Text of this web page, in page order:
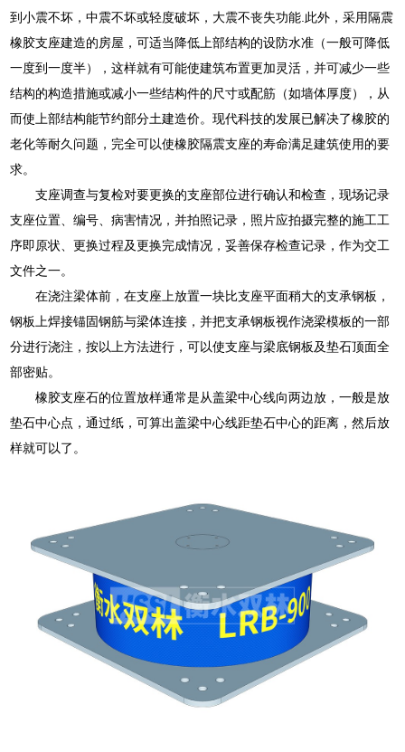
到小震不坏，中震不坏或轻度破坏，大震不丧失功能.此外，采用隔震
橡胶支座建造的房屋，可适当降低上部结构的设防水准（一般可降低
一度到一度半），这样就有可能使建筑布置更加灵活，并可减少一些
结构的构造措施或减小一些结构件的尺寸或配筋（如墙体厚度），从
而使上部结构能节约部分土建造价。现代科技的发展已解决了橡胶的
老化等耐久问题，完全可以使橡胶隔震支座的寿命满足建筑使用的要
求。
支座调查与复检对要更换的支座部位进行确认和检查，现场记录
支座位置、编号、病害情况，并拍照记录，照片应拍摄完整的施工工
序即原状、更换过程及更换完成情况，妥善保存检查记录，作为交工
文件之一。
在浇注梁体前，在支座上放置一块比支座平面稍大的支承钢板，
钢板上焊接锚固钢筋与梁体连接，并把支承钢板视作浇梁模板的一部
分进行浇注，按以上方法进行，可以使支座与梁底钢板及垫石顶面全
部密贴。
橡胶支座石的位置放样通常是从盖梁中心线向两边放，一般是放
垫石中心点，通过纸，可算出盖梁中心线距垫石中心的距离，然后放
样就可以了。